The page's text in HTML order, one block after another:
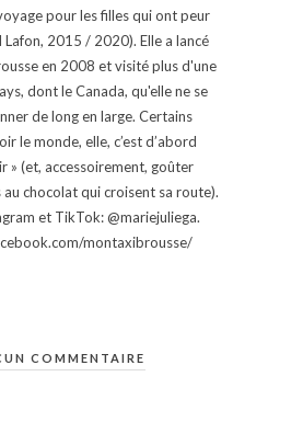
pour les filles qui ont peur
Lafon, 2015 / 2020). Elle a lancé
en 2008 et visité plus d'une
dont le Canada, qu'elle ne se
de long en large. Certains
le monde, elle, c’est d’abord
» (et, accessoirement, goûter
chocolat qui croisent sa route).
et TikTok: @mariejuliega.
montaxibrousse/
COMMENTAIRE